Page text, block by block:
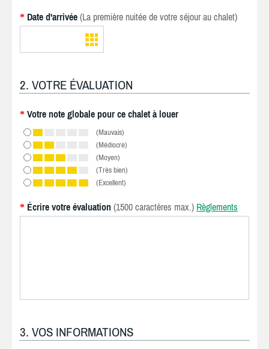
* Date d'arrivée (La première nuitée de votre séjour au chalet)
2. VOTRE ÉVALUATION
* Votre note globale pour ce chalet à louer
(Mauvais)
(Médiocre)
(Moyen)
(Très bien)
(Excellent)
* Écrire votre évaluation (1500 caractères max.) Règlements
3. VOS INFORMATIONS